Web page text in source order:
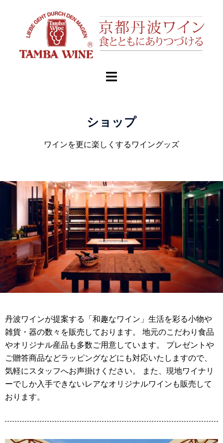
ショップ
ワインを更に楽しくするワイングッズ
丹波ワインが提案する「和趣なワイン」生活を彩る小物や
雑貨・器の数々を販売しております。 地元のこだわり食品
やオリジナル産品も多数ご用意しています。 プレゼントや
ご贈答商品などラッピングなどにも対応いたしますので、
気軽にスタッフへお声掛けください。 また、現地ワイナリ
ーでしか入手できないレアなオリジナルワインも販売して
おります。